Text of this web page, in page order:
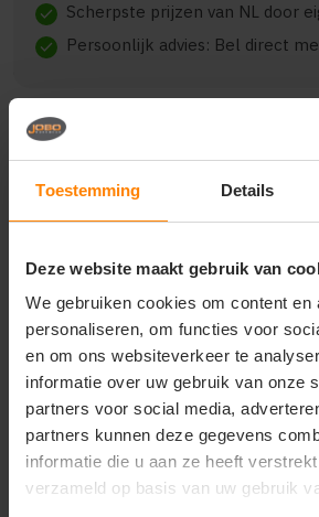
Toestemming Details
Deze website maakt gebruik van
We gebruiken cookies om content en
personaliseren, om functies voor
en om ons websiteverkeer te
informatie over uw gebruik van onze
partners voor social media,
partners kunnen deze gegevens
informatie die u aan ze heeft
verzameld op basis van uw gebruik
check Scherpste prijzen van NL door
check Persoonlijk advies: Bel direct
Beschrijving Reviews (0)
[{"pp":"Borst
kleur"}]}
Vragen? Neem
op met onze
klantenservice